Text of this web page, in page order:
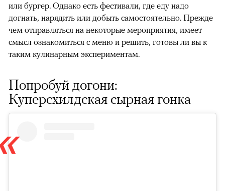
или бургер. Однако есть фестивали, где еду надо
догнать, нарядить или добыть самостоятельно. Прежде
чем отправляться на некоторые мероприятия, имеет
смысл ознакомиться с меню и решить, готовы ли вы к
таким кулинарным экспериментам.
Попробуй догони:
Куперсхилдская сырная гонка